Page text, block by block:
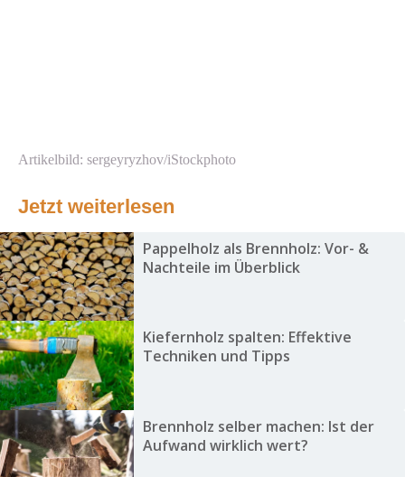
Artikelbild: sergeyryzhov/iStockphoto
Jetzt weiterlesen
Pappelholz als Brennholz: Vor- &
Nachteile im Überblick
Kiefernholz spalten: Effektive
Techniken und Tipps
Brennholz selber machen: Ist der
Aufwand wirklich wert?